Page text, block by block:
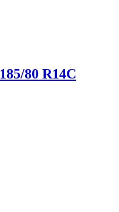
185/80 R14C